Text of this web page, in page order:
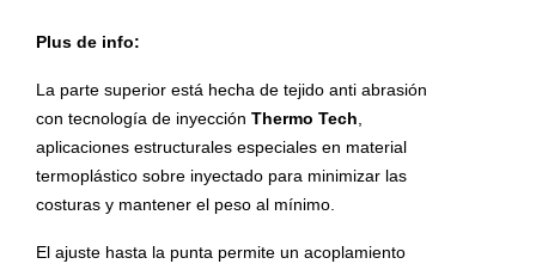
Plus de info:
La parte superior está hecha de tejido anti abrasión
con tecnología de inyección Thermo Tech
aplicaciones estructurales especiales en material
termoplástico sobre inyectado para minimizar las
costuras y mantener el peso al mínimo.
El ajuste hasta la punta permite un acoplamiento